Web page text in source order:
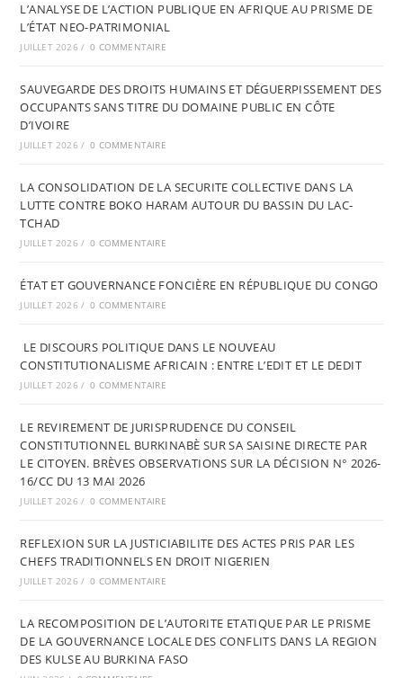
L’ANALYSE DE L’ACTION PUBLIQUE EN AFRIQUE AU PRISME DE
L’ÉTAT NEO-PATRIMONIAL
JUILLET 2026 / 0 COMMENTAIRE
SAUVEGARDE DES DROITS HUMAINS ET DÉGUERPISSEMENT DES
OCCUPANTS SANS TITRE DU DOMAINE PUBLIC EN CÔTE
D’IVOIRE
JUILLET 2026 / 0 COMMENTAIRE
LA CONSOLIDATION DE LA SECURITE COLLECTIVE DANS LA
LUTTE CONTRE BOKO HARAM AUTOUR DU BASSIN DU LAC-
TCHAD
JUILLET 2026 / 0 COMMENTAIRE
ÉTAT ET GOUVERNANCE FONCIÈRE EN RÉPUBLIQUE DU CONGO
JUILLET 2026 / 0 COMMENTAIRE
LE DISCOURS POLITIQUE DANS LE NOUVEAU
CONSTITUTIONALISME AFRICAIN : ENTRE L’EDIT ET LE DEDIT
JUILLET 2026 / 0 COMMENTAIRE
LE REVIREMENT DE JURISPRUDENCE DU CONSEIL
CONSTITUTIONNEL BURKINABÈ SUR SA SAISINE DIRECTE PAR
LE CITOYEN. BRÈVES OBSERVATIONS SUR LA DÉCISION N° 2026-
16/CC DU 13 MAI 2026
JUILLET 2026 / 0 COMMENTAIRE
REFLEXION SUR LA JUSTICIABILITE DES ACTES PRIS PAR LES
CHEFS TRADITIONNELS EN DROIT NIGERIEN
JUILLET 2026 / 0 COMMENTAIRE
LA RECOMPOSITION DE L’AUTORITE ETATIQUE PAR LE PRISME
DE LA GOUVERNANCE LOCALE DES CONFLITS DANS LA REGION
DES KULSE AU BURKINA FASO